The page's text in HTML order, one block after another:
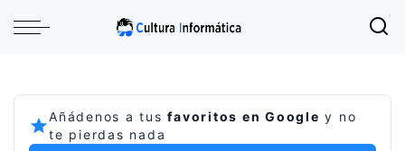
Añádenos a tusfavoritos en Google y no
te pierdas nada